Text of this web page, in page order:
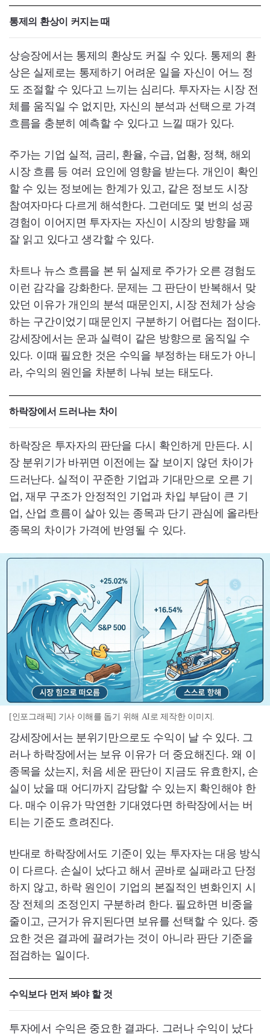
통제의 환상이 커지는 때
상승장에서는 통제의 환상도 커질 수 있다. 통제의 환
상은 실제로는 통제하기 어려운 일을 자신이 어느 정
도 조절할 수 있다고 느끼는 심리다. 투자자는 시장 전
체를 움직일 수 없지만, 자신의 분석과 선택으로 가격
흐름을 충분히 예측할 수 있다고 느낄 때가 있다.
주가는 기업 실적, 금리, 환율, 수급, 업황, 정책, 해외
시장 흐름 등 여러 요인에 영향을 받는다. 개인이 확인
할 수 있는 정보에는 한계가 있고, 같은 정보도 시장
참여자마다 다르게 해석한다. 그런데도 몇 번의 성공
경험이 이어지면 투자자는 자신이 시장의 방향을 꽤
잘 읽고 있다고 생각할 수 있다.
차트나 뉴스 흐름을 본 뒤 실제로 주가가 오른 경험도
이런 감각을 강화한다. 문제는 그 판단이 반복해서 맞
았던 이유가 개인의 분석 때문인지, 시장 전체가 상승
하는 구간이었기 때문인지 구분하기 어렵다는 점이다.
강세장에서는 운과 실력이 같은 방향으로 움직일 수
있다. 이때 필요한 것은 수익을 부정하는 태도가 아니
라, 수익의 원인을 차분히 나눠 보는 태도다.
하락장에서 드러나는 차이
하락장은 투자자의 판단을 다시 확인하게 만든다. 시
장 분위기가 바뀌면 이전에는 잘 보이지 않던 차이가
드러난다. 실적이 꾸준한 기업과 기대만으로 오른 기
업, 재무 구조가 안정적인 기업과 차입 부담이 큰 기
업, 산업 흐름이 살아 있는 종목과 단기 관심에 올라탄
종목의 차이가 가격에 반영될 수 있다.
[인포그래픽] 기사 이해를 돕기 위해 AI로 제작한 이미지.
강세장에서는 분위기만으로도 수익이 날 수 있다. 그
러나 하락장에서는 보유 이유가 더 중요해진다. 왜 이
종목을 샀는지, 처음 세운 판단이 지금도 유효한지, 손
실이 났을 때 어디까지 감당할 수 있는지 확인해야 한
다. 매수 이유가 막연한 기대였다면 하락장에서는 버
티는 기준도 흐려진다.
반대로 하락장에서도 기준이 있는 투자자는 대응 방식
이 다르다. 손실이 났다고 해서 곧바로 실패라고 단정
하지 않고, 하락 원인이 기업의 본질적인 변화인지 시
장 전체의 조정인지 구분하려 한다. 필요하면 비중을
줄이고, 근거가 유지된다면 보유를 선택할 수 있다. 중
요한 것은 결과에 끌려가는 것이 아니라 판단 기준을
점검하는 일이다.
수익보다 먼저 봐야 할 것
투자에서 수익은 중요한 결과다. 그러나 수익이 났다